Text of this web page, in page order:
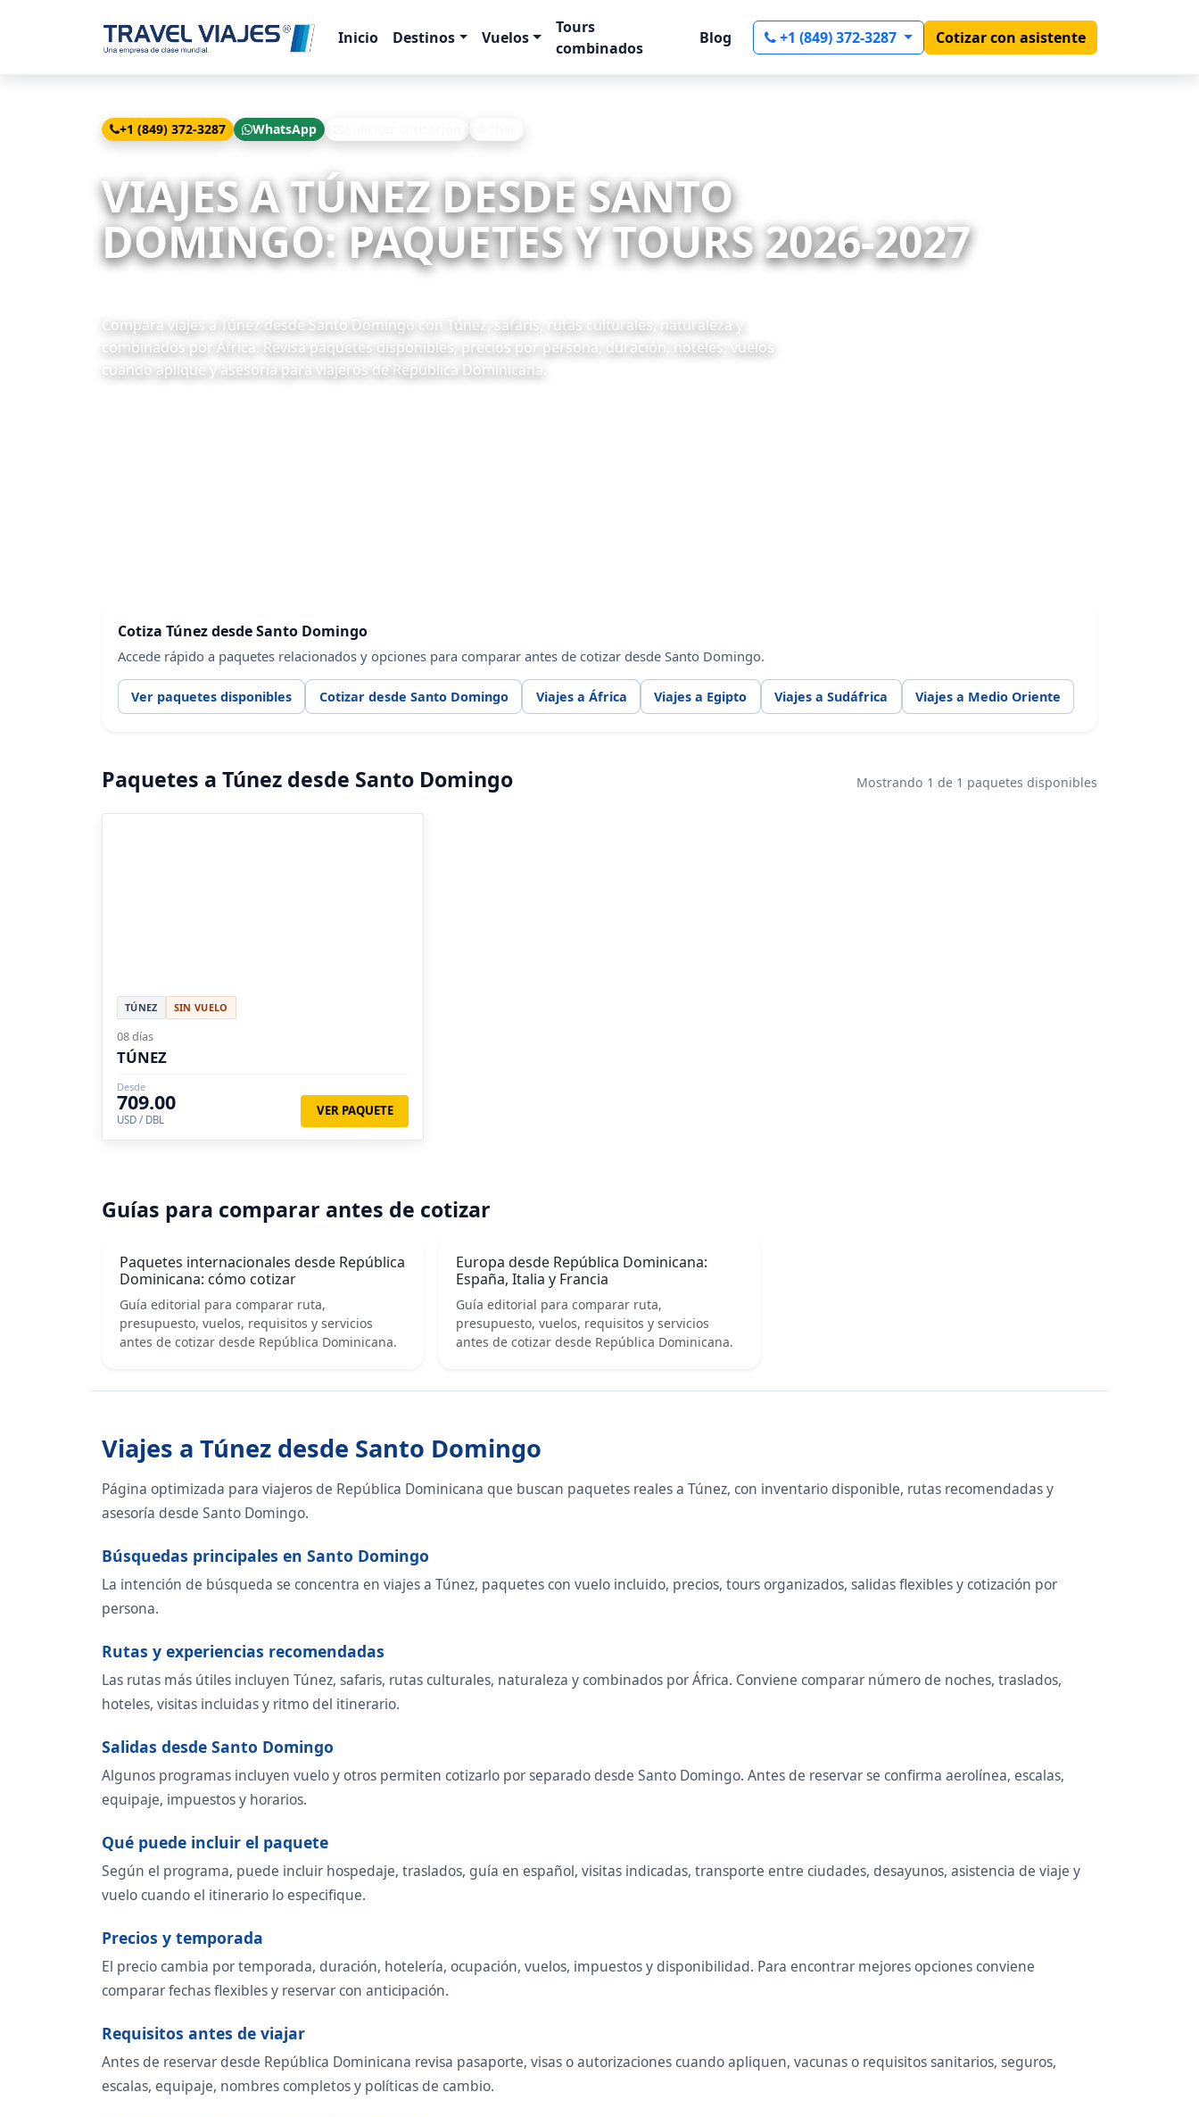
Inicio Destinos Vuelos
Tours
combinados
Blog +1 (849) 372-3287 Cotizar con asistente
+1 (849) 372-3287 WhatsApp
VIAJES A TÚNEZ DESDE SANTO
DOMINGO: PAQUETES Y TOURS 2026-2027
Compara viajes a Túnez desde Santo Domingo con Túnez, safaris, rutas culturales, naturaleza y
combinados por África. Revisa paquetes disponibles, precios por persona, duración, hoteles, vuelos
cuando aplique y asesoría para viajeros de República Dominicana.
Cotiza Túnez desde Santo Domingo
Accede rápido a paquetes relacionados y opciones para comparar antes de cotizar desde Santo Domingo.
Ver paquetes disponibles Cotizar desde Santo Domingo Viajes a África Viajes a Egipto Viajes a Sudáfrica Viajes a Medio Oriente
Paquetes a Túnez desde Santo Domingo Mostrando 1 de 1 paquetes disponibles
TÚNEZ SIN VUELO
08 días
TÚNEZ
Desde
709.00
USD / DBL
VER PAQUETE
Guías para comparar antes de cotizar
Paquetes internacionales desde República
Dominicana: cómo cotizar
Guía editorial para comparar ruta,
presupuesto, vuelos, requisitos y servicios
antes de cotizar desde República Dominicana.
Europa desde República Dominicana:
España, Italia y Francia
Guía editorial para comparar ruta,
presupuesto, vuelos, requisitos y servicios
antes de cotizar desde República Dominicana.
Viajes a Túnez desde Santo Domingo
Página optimizada para viajeros de República Dominicana que buscan paquetes reales a Túnez, con inventario disponible, rutas recomendadas y
asesoría desde Santo Domingo.
Búsquedas principales en Santo Domingo
La intención de búsqueda se concentra en viajes a Túnez, paquetes con vuelo incluido, precios, tours organizados, salidas flexibles y cotización por
persona.
Rutas y experiencias recomendadas
Las rutas más útiles incluyen Túnez, safaris, rutas culturales, naturaleza y combinados por África. Conviene comparar número de noches, traslados,
hoteles, visitas incluidas y ritmo del itinerario.
Salidas desde Santo Domingo
Algunos programas incluyen vuelo y otros permiten cotizarlo por separado desde Santo Domingo. Antes de reservar se confirma aerolínea, escalas,
equipaje, impuestos y horarios.
Qué puede incluir el paquete
Según el programa, puede incluir hospedaje, traslados, guía en español, visitas indicadas, transporte entre ciudades, desayunos, asistencia de viaje y
vuelo cuando el itinerario lo especifique.
Precios y temporada
El precio cambia por temporada, duración, hotelería, ocupación, vuelos, impuestos y disponibilidad. Para encontrar mejores opciones conviene
comparar fechas flexibles y reservar con anticipación.
Requisitos antes de viajar
Antes de reservar desde República Dominicana revisa pasaporte, visas o autorizaciones cuando apliquen, vacunas o requisitos sanitarios, seguros,
escalas, equipaje, nombres completos y políticas de cambio.